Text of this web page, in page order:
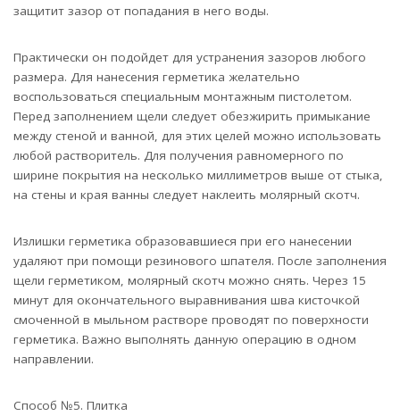
защитит зазор от попадания в него воды.
Практически он подойдет для устранения зазоров любого
размера. Для нанесения герметика желательно
воспользоваться специальным монтажным пистолетом.
Перед заполнением щели следует обезжирить примыкание
между стеной и ванной, для этих целей можно использовать
любой растворитель. Для получения равномерного по
ширине покрытия на несколько миллиметров выше от стыка,
на стены и края ванны следует наклеить молярный скотч.
Излишки герметика образовавшиеся при его нанесении
удаляют при помощи резинового шпателя. После заполнения
щели герметиком, молярный скотч можно снять. Через 15
минут для окончательного выравнивания шва кисточкой
смоченной в мыльном растворе проводят по поверхности
герметика. Важно выполнять данную операцию в одном
направлении.
Способ №5. Плитка